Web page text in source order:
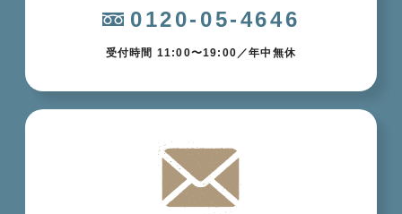
0120-05-4646
受付時間 11:00〜19:00／年中無休